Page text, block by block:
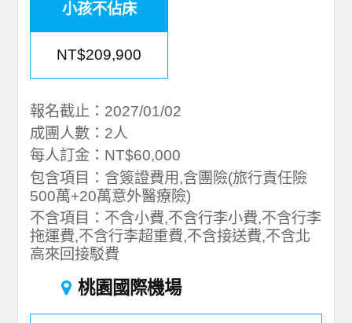
小孩不佔床
NT$209,900
報名截止：2027/01/02
成團人數：2人
每人訂金：NT$60,000
包含項目：含簽證費用,含團險(旅行責任險
500萬+20萬意外醫療險)
不含項目：不含小費,不含行李小費,不含行李
拖運費,不含行李超重費,不含接送費,不含北
高來回接駁費
桃園國際機場